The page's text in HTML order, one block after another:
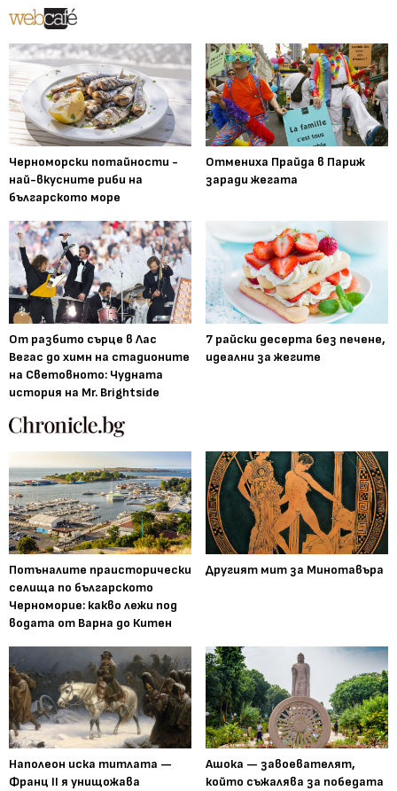
Черноморски потайности -
най-вкусните риби на
българското море
Отмениха Прайда в Париж
заради жегата
От разбито сърце в Лас
Вегас до химн на стадионите
на Световното: Чудната
история на Mr. Brightside
7 райски десерта без печене,
идеални за жегите
Потъналите праисторически
селища по българското
Черноморие: какво лежи под
водата от Варна до Китен
Другият мит за Минотавъра
Наполеон иска титлата —
Франц II я унищожава
Ашока — завоевателят,
който съжалява за победата